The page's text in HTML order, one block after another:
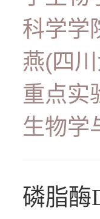
科学学
燕(四
重点实
生物学
磷脂酶